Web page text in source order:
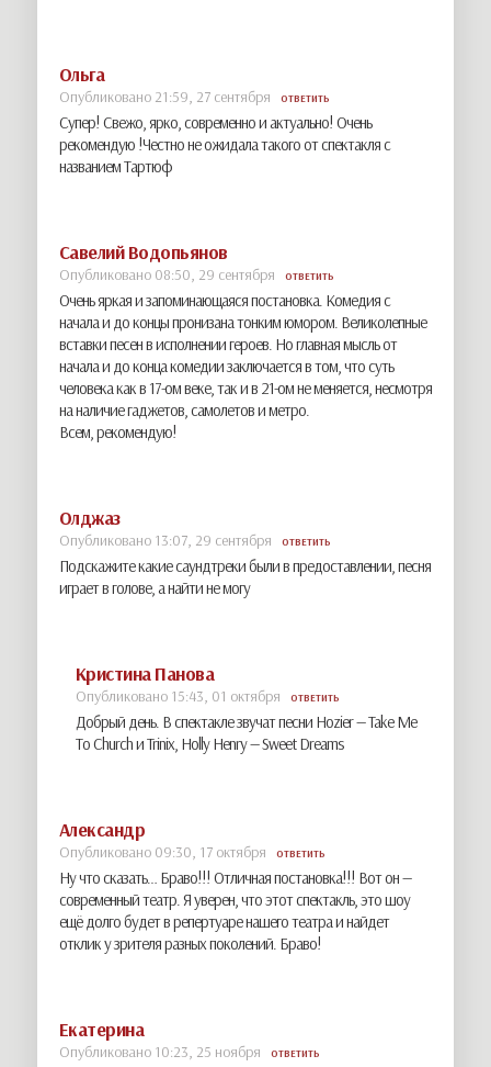
Ольга
Опубликовано 21:59, 27 сентября ОТВЕТИТЬ
Супер! Свежо, ярко, современно и актуально! Очень
рекомендую !Честно не ожидала такого от спектакля с
названием Тартюф
Савелий Водопьянов
Опубликовано 08:50, 29 сентября ОТВЕТИТЬ
Очень яркая и запоминающаяся постановка. Комедия с
начала и до концы пронизана тонким юмором. Великолепные
вставки песен в исполнении героев. Но главная мысль от
начала и до конца комедии заключается в том, что суть
человека как в 17-ом веке, так и в 21-ом не меняется, несмотря
на наличие гаджетов, самолетов и метро.
Всем, рекомендую!
Олджаз
Опубликовано 13:07, 29 сентября ОТВЕТИТЬ
Подскажите какие саундтреки были в предоставлении, песня
играет в голове, а найти не могу
Кристина Панова
Опубликовано 15:43, 01 октября ОТВЕТИТЬ
Добрый день. В спектакле звучат песни Hozier — Take Me
To Church и Trinix, Holly Henry — Sweet Dreams
Александр
Опубликовано 09:30, 17 октября ОТВЕТИТЬ
Ну что сказать… Браво!!! Отличная постановка!!! Вот он —
современный театр. Я уверен, что этот спектакль, это шоу
ещё долго будет в репертуаре нашего театра и найдет
отклик у зрителя разных поколений. Браво!
Екатерина
Опубликовано 10:23, 25 ноября ОТВЕТИТЬ